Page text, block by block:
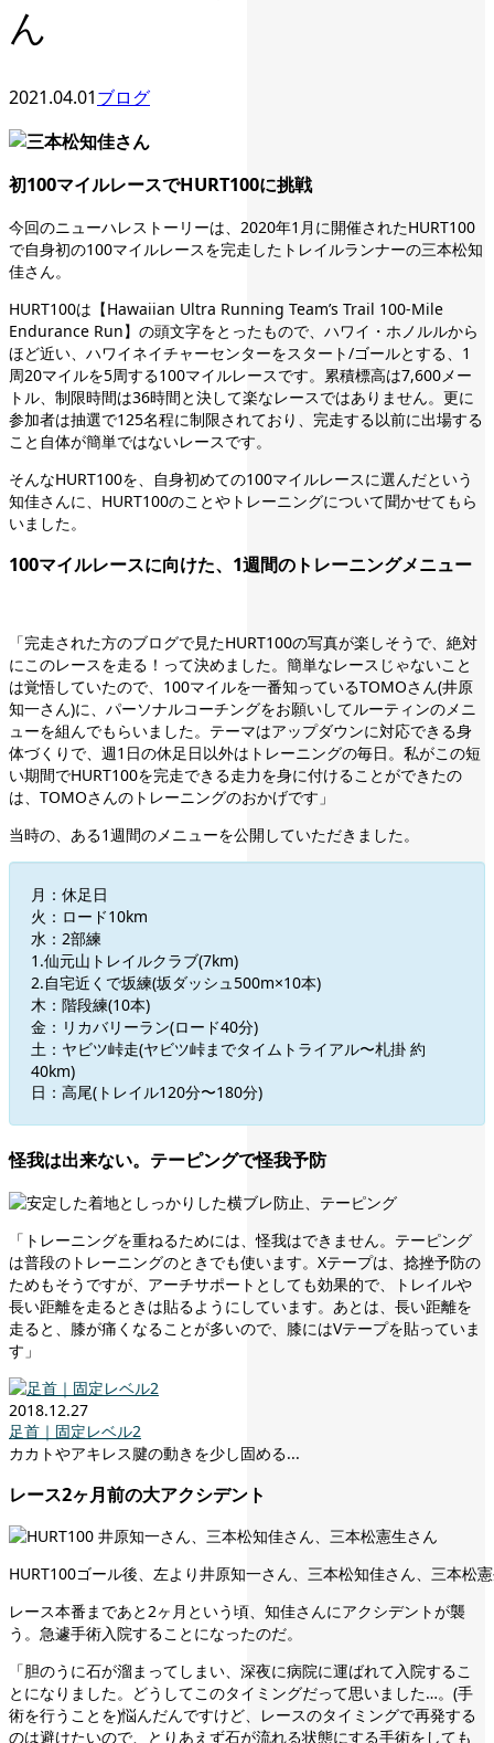
ん
2021.04.01ブログ
初100マイルレースでHURT100に挑戦
今回のニューハレストーリーは、2020年1月に開催されたHURT100
で自身初の100マイルレースを完走したトレイルランナーの三本松知
佳さん。
HURT100は【Hawaiian Ultra Running Team’s Trail 100-Mile
Endurance Run】の頭文字をとったもので、ハワイ・ホノルルから
ほど近い、ハワイネイチャーセンターをスタート/ゴールとする、1
周20マイルを5周する100マイルレースです。累積標高は7,600メー
トル、制限時間は36時間と決して楽なレースではありません。更に
参加者は抽選で125名程に制限されており、完走する以前に出場する
こと自体が簡単ではないレースです。
そんなHURT100を、自身初めての100マイルレースに選んだという
知佳さんに、HURT100のことやトレーニングについて聞かせてもら
いました。
100マイルレースに向けた、1週間のトレーニングメニュー
「完走された方のブログで見たHURT100の写真が楽しそうで、絶対
にこのレースを走る！って決めました。簡単なレースじゃないこと
は覚悟していたので、100マイルを一番知っているTOMOさん(井原
知一さん)に、パーソナルコーチングをお願いしてルーティンのメニ
ューを組んでもらいました。テーマはアップダウンに対応できる身
体づくりで、週1日の休足日以外はトレーニングの毎日。私がこの短
い期間でHURT100を完走できる走力を身に付けることができたの
は、TOMOさんのトレーニングのおかげです」
当時の、ある1週間のメニューを公開していただきました。
月：休足日
火：ロード10km
水：2部練
1.仙元山トレイルクラブ(7km)
2.自宅近くで坂練(坂ダッシュ500m×10本)
木：階段練(10本)
金：リカバリーラン(ロード40分)
土：ヤビツ峠走(ヤビツ峠までタイムトライアル〜札掛 約
40km)
日：高尾(トレイル120分〜180分)
怪我は出来ない。テーピングで怪我予防
「トレーニングを重ねるためには、怪我はできません。テーピング
は普段のトレーニングのときでも使います。Xテープは、捻挫予防の
ためもそうですが、アーチサポートとしても効果的で、トレイルや
長い距離を走るときは貼るようにしています。あとは、長い距離を
走ると、膝が痛くなることが多いので、膝にはVテープを貼っていま
す」
2018.12.27
足首｜固定レベル2
カカトやアキレス腱の動きを少し固める...
レース2ヶ月前の大アクシデント
HURT100ゴール後、左より井原知一さん、三本松知佳さん、三本松
レース本番まであと2ヶ月という頃、知佳さんにアクシデントが襲
う。急遽手術入院することになったのだ。
「胆のうに石が溜まってしまい、深夜に病院に運ばれて入院するこ
とになりました。どうしてこのタイミングだって思いました…。(手
術を行うことを)悩んだんですけど、レースのタイミングで再発する
のは避けたいので、とりあえず石が流れる状態にする手術をしても